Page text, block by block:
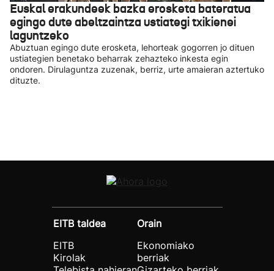
Euskal erakundeek bazka erosketa bateratua
egingo dute abeltzaintza ustiategi txikienei
laguntzeko
Abuztuan egingo dute erosketa, lehorteak gogorren jo dituen
ustiategien benetako beharrak zehazteko inkesta egin
ondoren. Dirulaguntza zuzenak, berriz, urte amaieran aztertuko
dituzte.
EITB taldea
EITB
Kirolak
Orain
Ekonomiako
berriak